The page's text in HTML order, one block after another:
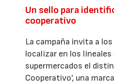
Un sello para
cooperativo
La campaña invita a
localizar en los lineales
supermercados el
Cooperativo', una